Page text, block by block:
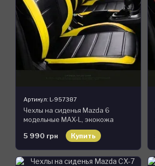
Артикул: L-957387
Чехлы на сиденья Mazda 6
модельные MAX-L, экокожа
5 990 грн Купить